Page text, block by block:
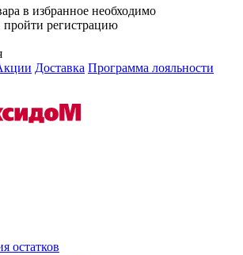
в избранное необходимо
пройти регистрацию
Доставка Программа лояльности
остатков